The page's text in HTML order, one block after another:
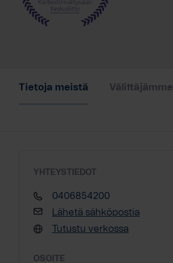
Tietoja meistä
Välittäjämme
YHTEYSTIEDOT
0406854200
Lähetä sähköpostia
Tutustu verkossa
OSOITE